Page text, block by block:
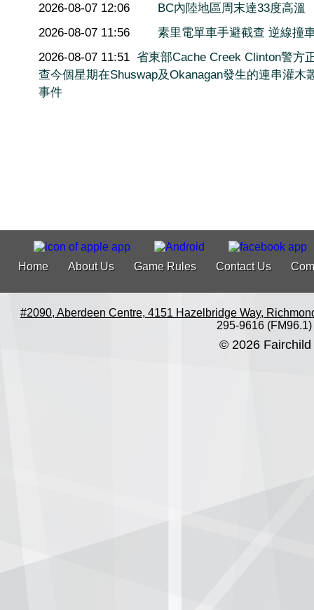
2026-08-07 12:06
BC內陸地區周末達33度高溫
2026-08-07 11:56
素里電單車手避截查 逆線撞
2026-08-07 11:51 省東部Cache Creek Clinton警方
查今個星期在Shuswap及Okanagan發生的連串灌木
事件
Home About Us Game Rules Contact Us
#2090, Aberdeen Centre, 4151 Hazelbridge Way,
295-9616 (FM96.1)
© 2026 Fairchild